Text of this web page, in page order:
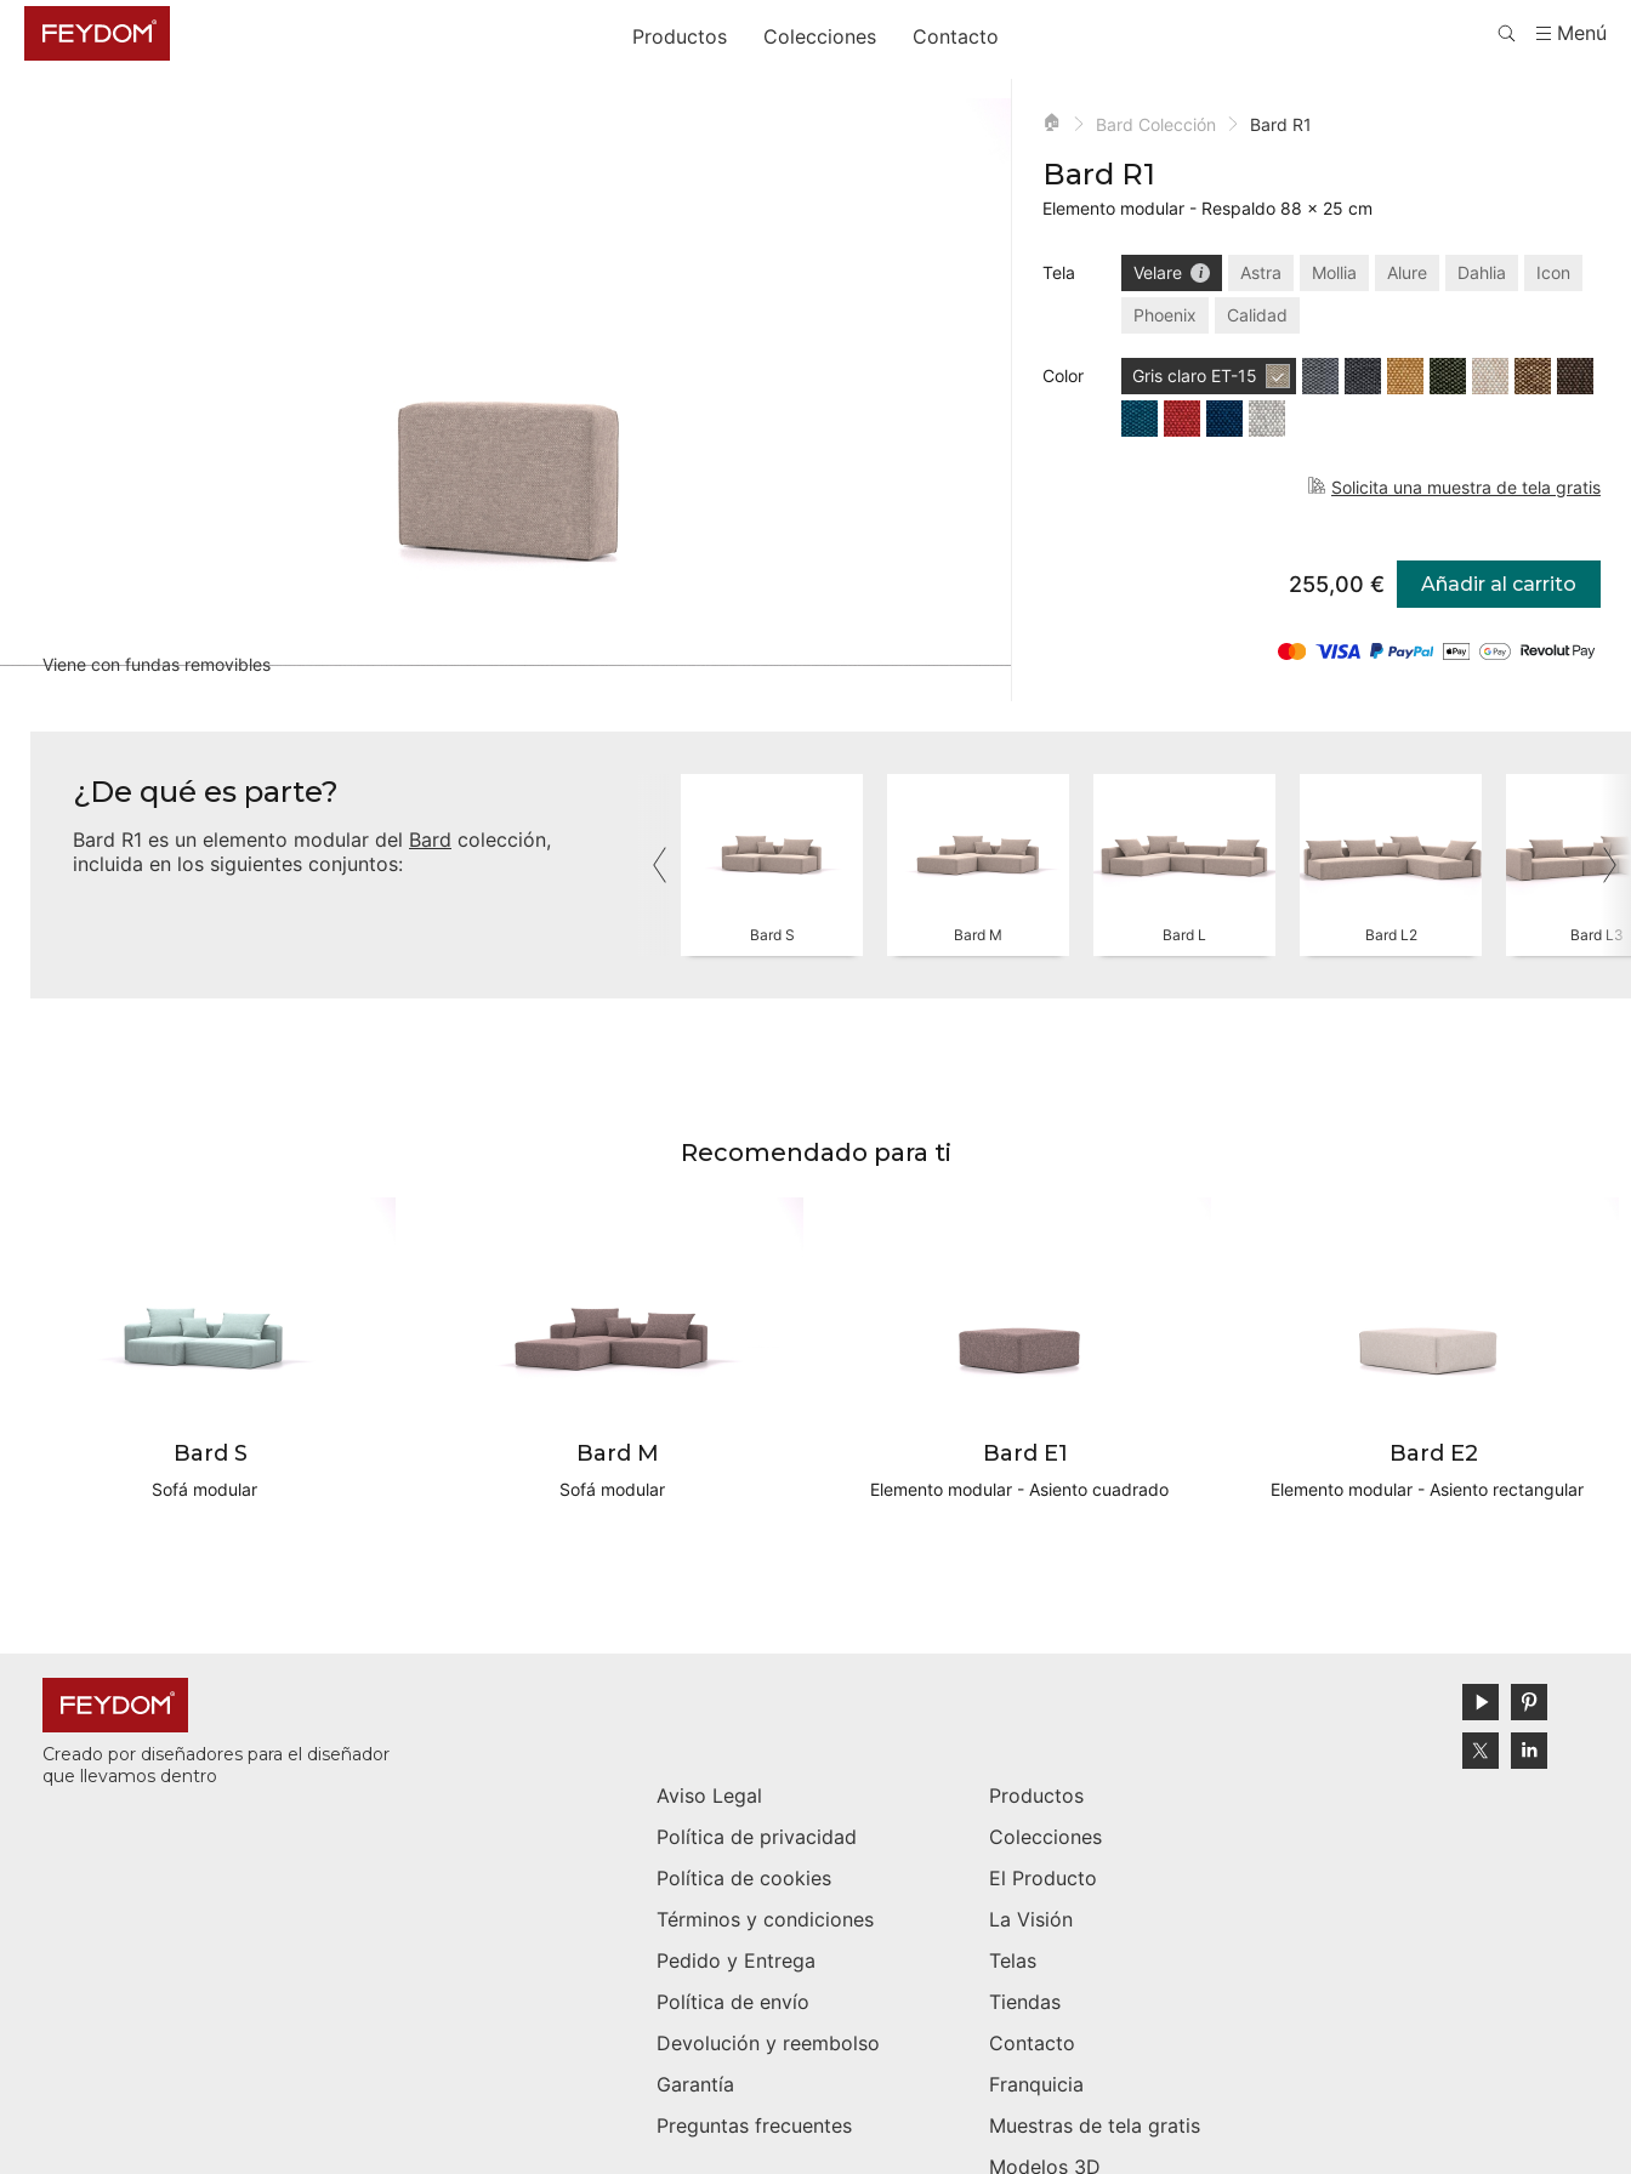
Menú
Productos Colecciones Contacto
Viene con fundas removibles
🏠 Bard Colección Bard R1
Bard R1
Elemento modular - Respaldo 88 × 25 cm
Tela Velare Astra Mollia Alure Dahlia Icon
Phoenix Calidad
Color Gris claro ET-15
Solicita una muestra de tela gratis
255,00 € Añadir al carrito
¿De qué es parte?
Bard R1 es un elemento modular del Bard colección,
incluida en los siguientes conjuntos:
Bard S Bard M Bard L Bard L2 Bard L3
Recomendado para ti
Bard S
Sofá modular
Bard M
Sofá modular
Bard E1
Elemento modular - Asiento cuadrado
Bard E2
Elemento modular - Asiento rectangular
Creado por diseñadores para el diseñador
que llevamos dentro
Aviso Legal
Política de privacidad
Política de cookies
Términos y condiciones
Pedido y Entrega
Política de envío
Devolución y reembolso
Garantía
Preguntas frecuentes
Productos
Colecciones
El Producto
La Visión
Telas
Tiendas
Contacto
Franquicia
Muestras de tela gratis
Modelos 3D